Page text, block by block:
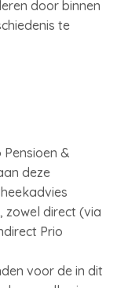
door binnen
te
&
deze
zowel direct (via
Prio
voor de in dit